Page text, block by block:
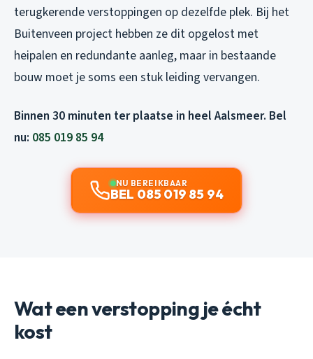
terugkerende verstoppingen op dezelfde plek. Bij het
Buitenveen project hebben ze dit opgelost met
heipalen en redundante aanleg, maar in bestaande
bouw moet je soms een stuk leiding vervangen.
Binnen 30 minuten ter plaatse in heel Aalsmeer. Bel
nu: 085 019 85 94
NU BEREIKBAAR
BEL 085 019 85 94
Wat een verstopping je écht
kost